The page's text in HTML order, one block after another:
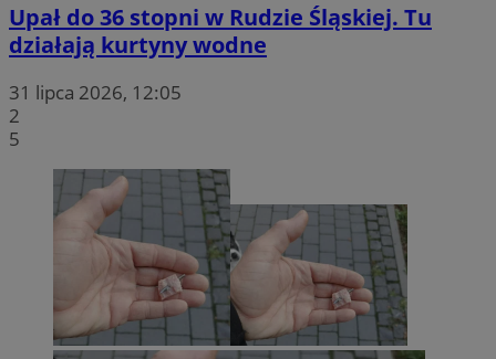
Upał do 36 stopni w Rudzie Śląskiej. Tu
działają kurtyny wodne
31 lipca 2026, 12:05
2
5